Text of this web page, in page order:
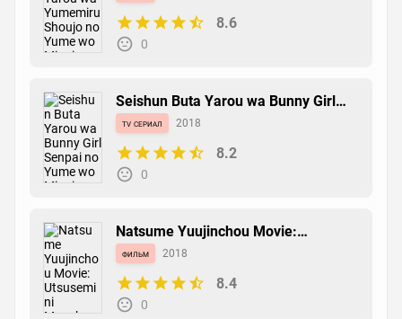
8.6
0
Seishun Buta Yarou wa Bunny Girl
Senpai no Yume wo Minai
tv сериал 2018
8.2
0
Natsume Yuujinchou Movie:
Utsusemi ni Musubu
фильм 2018
8.4
0